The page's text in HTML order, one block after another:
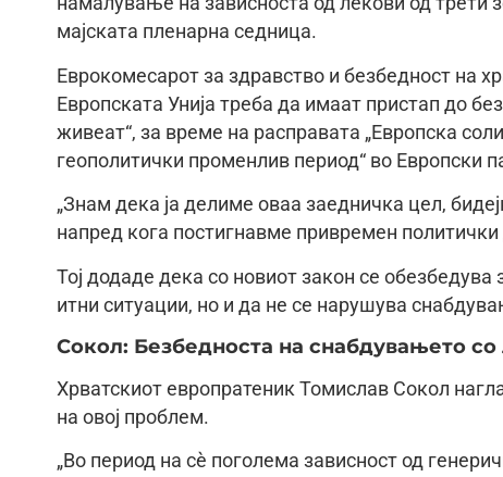
мајската пленарна седница.
Еврокомесарот за здравство и безбедност на
Европската Унија треба да имаат пристап до
живеат“, за време на расправата „Европска
геополитички променлив период“ во Европски
„Знам дека ја делиме оваа заедничка цел,
напред кога постигнавме привремен
Тој додаде дека со новиот закон се
итни ситуации, но и да не се нарушува
Сокол: Безбедноста на снабдувањето
Хрватскиот европратеник Томислав Сокол
на овој проблем.
„Во период на сè поголема зависност од